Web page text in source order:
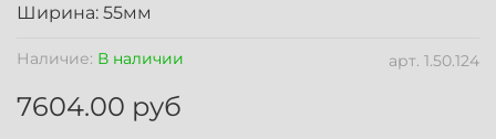
арт. 1.50.124
Наличие: В наличии
7604.00 руб
Ширина: 55мм